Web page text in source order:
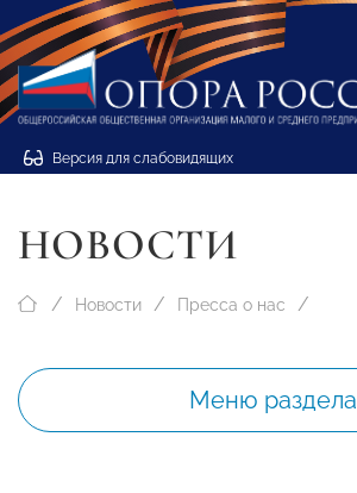
Версия для слабовидящих
НОВОСТИ
Новости Пресса о нас
Меню раздела